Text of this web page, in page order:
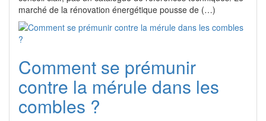
marché de la rénovation énergétique pousse de (…)
Comment se prémunir
contre la mérule dans les
combles ?